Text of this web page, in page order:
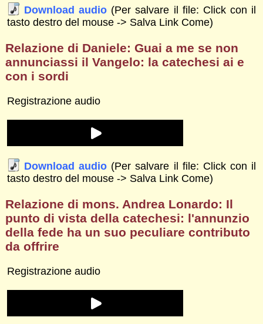
Download audio (Per salvare il file: Click con il
tasto destro del mouse -> Salva Link Come)
Relazione di Daniele: Guai a me se non
annunciassi il Vangelo: la catechesi ai e
con i sordi
Registrazione audio
Download audio (Per salvare il file: Click con il
tasto destro del mouse -> Salva Link Come)
Relazione di mons. Andrea Lonardo: Il
punto di vista della catechesi: l'annunzio
della fede ha un suo peculiare contributo
da offrire
Registrazione audio